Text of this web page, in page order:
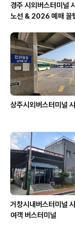
경주 시외버스터미널
노선 & 2026 예매 꿀
상주시외버스터미널
거창시내버스터미널
여객 버스터미널